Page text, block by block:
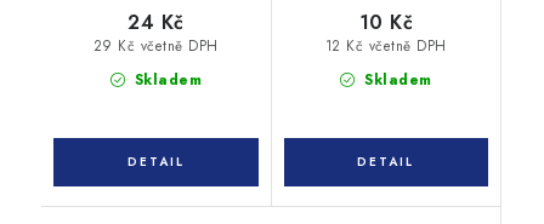
Skladem
29 Kč včetně DPH
24 Kč
Skladem
12 Kč včetně DPH
10 Kč